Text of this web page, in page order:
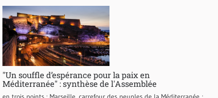
"Un souffle d’espérance pour la paix en
Méditerranée" : synthèse de l'Assemblée